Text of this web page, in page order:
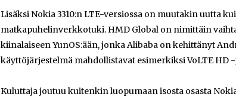
Lisäksi Nokia 3310:n LTE-versiossa on muutakin uutta
matkapuhelinverkkotuki. HMD Global on nimittäin
kiinalaiseen YunOS:ään, jonka Alibaba on kehittänyt
käyttöjärjestelmä mahdollistavat esimerkiksi VoLTE HD
Kuluttaja joutuu kuitenkin luopumaan isosta osasta